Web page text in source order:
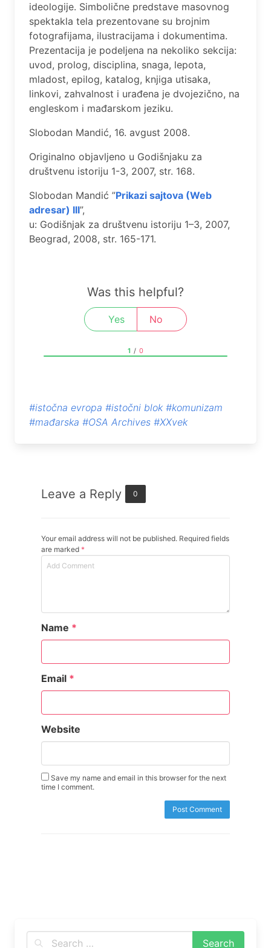
ideologije. Simbolične predstave masovnog
spektakla tela prezentovane su brojnim
fotografijama, ilustracijama i dokumentima.
Prezentacija je podeljena na nekoliko sekcija:
uvod, prolog, disciplina, snaga, lepota,
mladost, epilog, katalog, knjiga utisaka,
linkovi, zahvalnost i urađena je dvojezično, na
engleskom i mađarskom jeziku.
Slobodan Mandić, 16. avgust 2008.
Originalno objavljeno u Godišnjaku za
društvenu istoriju 1-3, 2007, str. 168.
Slobodan Mandić ”Prikazi sajtova (Web
adrеsar) III”,
u: Godišnjak za društvеnu istoriju 1–3, 2007,
Bеograd, 2008, str. 165-171.
Was this helpful?
Yes No
1 / 0
#istočna evropa #istočni blok #komunizam
#mađarska #OSA Archives #XXvek
Leave a Reply 0
Your email address will not be published. Required fields
are marked *
Name *
Email *
Website
Save my name and email in this browser for the next
time I comment.